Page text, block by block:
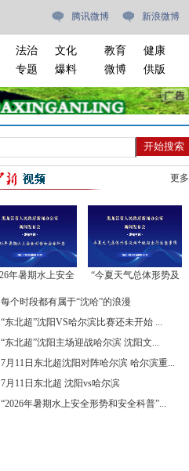
腾讯微博 新浪微博
法治
文化
专题
爆料
教育
健康
微博
供版
更多
年暑期水上安全
发布会
“今夏天气总体形势及
项”新闻发布会
每个时段都有属于“沈哈”的浪漫
“东北超”沈阳VS哈尔滨比赛还未开始 ...
“东北超”沈阳主场迎战哈尔滨 沈阳文...
7月11日东北超沈阳对阵哈尔滨 哈尔滨重...
7月11日东北超 沈阳vs哈尔滨
“2026年暑期水上安全形势和安全科普”...